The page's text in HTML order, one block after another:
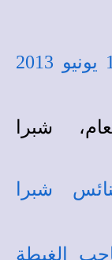
16 يونيو 2013
شبرا
شبرا
الغبطة